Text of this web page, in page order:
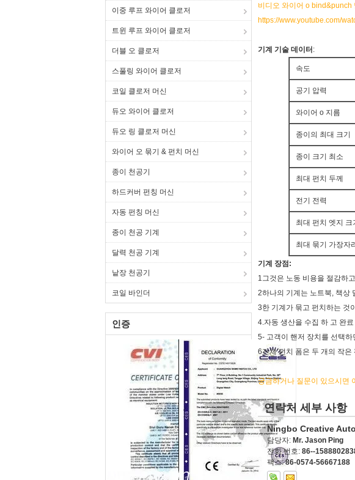
이중 루프 와이어 클로저
트윈 루프 와이어 클로저
더블 오 클로저
스풀링 와이어 클로저
코일 클로저 머신
듀오 와이어 클로저
듀오 링 클로저 머신
와이어 오 묶기 & 펀치 머신
종이 천공기
하드커버 펀칭 머신
자동 펀칭 머신
종이 천공 기계
달력 천공 기계
낱장 천공기
코일 바인더
인증
비디오 와이어 o bind&punch
https://www.youtube.com/
기계 기술 데이터:
속도
공기 압력
와이어 o 지름
종이의 최대 크기
종이 크기 최소
최대 펀치 두께
전기 전력
최대 펀치 엣지 크
최대 묶기 가장자
기계 장점:
1그것은 노동 비용을 절감하
2하나의 기계는 노트북, 책상
3한 기계가 묶고 펀치하는 것
4.자동 생산을 수집 하 고 완
5- 고객이 핸저 장치를 선택하
6전체 펀치 폼은 두 개의 작은
궁금하거나 질문이 있으시면
연락처 세부 사항
Ningbo Creative
담당자: Mr. Jason Ping
전화 번호: 86--
팩스:86-0574-56667188